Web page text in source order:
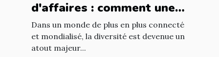
d'affaires : comment une
équipe diversifiée peut
stimuler l'innovation
Dans un monde de plus en plus connecté
et mondialisé, la diversité est devenue un
atout majeur...